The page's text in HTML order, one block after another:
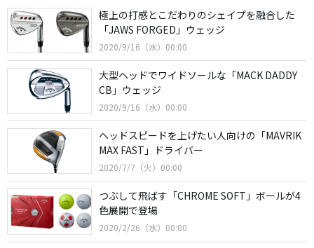
極上の打感とこだわりのシェイプを融合した
「JAWS FORGED」ウェッジ
2020/9/16（水）00:00
大型ヘッドでワイドソールな「MACK DADDY
CB」ウェッジ
2020/9/16（水）00:00
ヘッドスピードを上げたい人向けの「MAVRIK
MAX FAST」ドライバー
2020/7/7（火）00:00
つぶして飛ばす「CHROME SOFT」ボールが4
色展開で登場
2020/2/26（水）00:00